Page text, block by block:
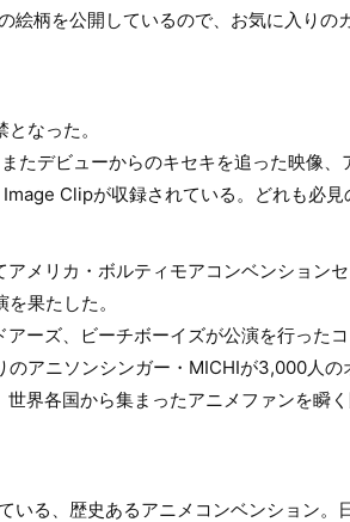
絵柄を公開しているので、お気に入りの
なった。
たデビューからのキセキを追った映像、
Clipが収録されている。どれも必見
メリカ・ボルティモアコンベンション
果たした。
ーズ、ビーチボーイズが公演を行った
アニソンシンガー・MICHIが3,000人
界各国から集まったアニメファンを瞬
いる、歴史あるアニメコンベンション